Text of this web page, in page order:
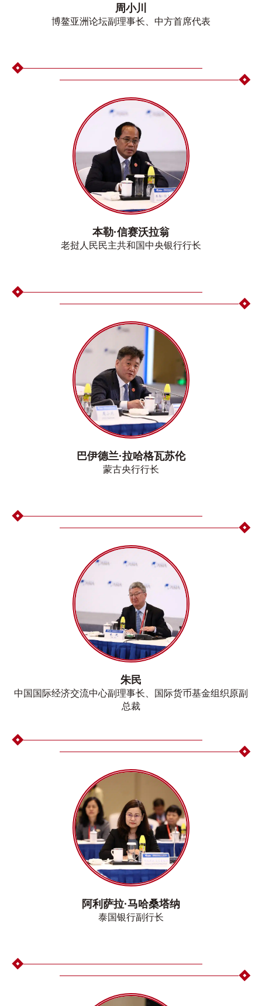
周小川
博鳌亚洲论坛副理事长、中方首席代表
本勒·信赛沃拉翁
老挝人民民主共和国中央银行行长
巴伊德兰·拉哈格瓦苏伦
蒙古央行行长
朱民
中国国际经济交流中心副理事长、国际货币基金组织原副
总裁
阿利萨拉·马哈桑塔纳
泰国银行副行长